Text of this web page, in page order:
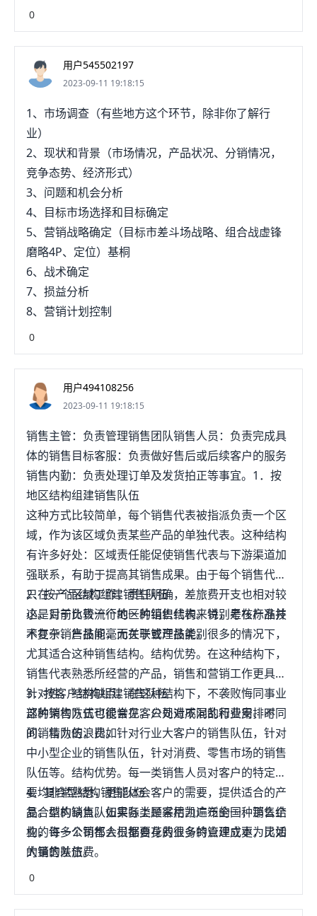
子商务的应用强化了一个重要因素——信息，于是就
有了信息服务、信息商品和电子货币等等。下面我们
简要地描述一下电子商务系统框架结构的四大支柱。
第一支柱，网络基础设施，它是实现电子商务的最底
层的弊族颂硬件基础设施，是信息传播系统，包括远
程通信网、有线电视网、无线通信网和互联网。这些
网络都在不同程度上提供电子商务所需的传输线路，
但是大部分的电子商务运作还是基于Internet。第二
支柱，在网络层提供的信息传输线路上，通过
Internet传输信息的内容，如文本、声音、图像等。
最常用的信息发布所应用的是WWW，及应用HTML
将信息发布在WWW上。第三支柱，贸易服务的基础
设施。第四层框架被称为基础设施，因为所有企业和
个人在做交易时都需要它的服务租郑。主要包括标准
的商品目录服务、建立价目表、电子支付工具的开
发、保证商业信息安全传送的方法、认证买卖双方合
电子商务的具体应用范围较广，包括供应链管理、电
子市场及电子广告、网上穗丛购物、网上娱乐、有偿
信息服务及网上银行。电子商务的两个支撑点是框架
结构得以存在并能应用的基础。相关的政策及法律法
个支撑点是各种技术标准及相应的网络协议。
0
用户545502197
2023-09-11 19:18:15
1、市场调查（有些地方这个环节，除非你了解行
业）
2、现状和背景（市场情况，产品状况、分销情况，
竞争态势、经济形式）
3、问题和机会分析
4、目标市场选择和目标确定
5、营销战略确定（目标市差斗场战略、组合战虚锋
磨略4P、定位）基桐
6、战术确定
7、损益分析
8、营销计划控制
0
用户494108256
2023-09-11 19:18:15
销售主管：负责管理销售团队销售人员：负责完成具
体的销售目标客服：负责做好售后或后续客户的服务
销售内勤：负责处理订单及发货拍正等事宜。1．按
地区结构组建销售队伍
这种方式比较简单，每个销售代表被指派负责一个区
域，作为该区域负责某些产品的单独代表。这种结构
有许多好处：区域责任能促使销售代表与下游渠道加
强联系，有助于提高其销售成果。由于每个销售代表
只在一个区域工作，责任明确，差旅费开支也相对较
小。对于负责一个地区的销售代表来说，考核标准并
不在于销售技能，而在于管理技能。
2．按产品结构组建销售队伍
这是目前比较流行的一种组织结构。特别是在产品技
术复杂、产品间毫无关联或产品类别很多的情况下，
尤其适合这种销售结构。结构优势。在这种结构下，
销售代表熟悉所经营的产品，销售和营销工作更具有
针对性。结构缺点。在这种结构下，不袭败悔同事业
部的销售队伍可能会在客户处造成混乱和费用、时
间、精力的浪费。
3．按客户结构组建销售队伍
这种架构方式也很常见。公司对不同的行业安排不同
的销售队伍，比如针对行业大客户的销售队伍，针对
中小型企业的销售队伍，针对消费、零售市场的销售
队伍等。结构优势。每一类销售人员对客户的特定需
要均非常熟悉，更能体会客户的需要，提供适合的产
品。结构缺点。如果各类顾客枯凯遍布全国，那么企
业的每一个销售人员都要花费很多的管理成本，比如
大量的差旅费。
4．复合型结构销售队伍
复合型的销售队伍实际上是采用为广泛的一种销售结
构，许多公司都会根据自身的业务特点建立更为灵活
的销售队伍。
0